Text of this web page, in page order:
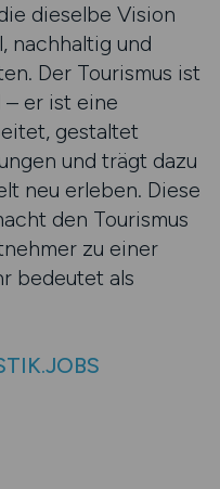
dieselbe Vision
nachhaltig und
Der Tourismus ist
– er ist eine
gestaltet
und trägt dazu
neu erleben. Diese
den Tourismus
zu einer
bedeutet als